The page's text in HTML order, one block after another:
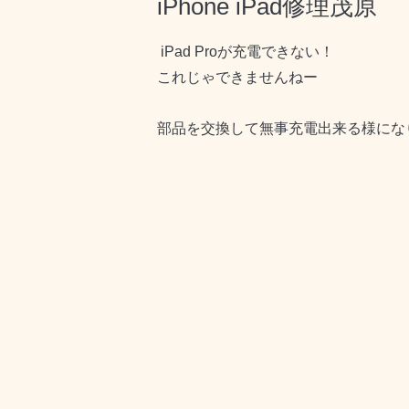
iPhone iPad修理茂原
iPad Proが充電できない！
これじゃできませんねー
部品を交換して無事充電出来る様にな